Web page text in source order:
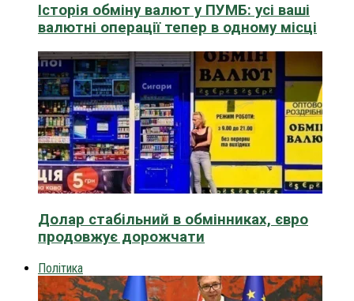
Історія обміну валют у ПУМБ: усі ваші
валютні операції тепер в одному місці
Долар стабільний в обмінниках, євро
продовжує дорожчати
Політика